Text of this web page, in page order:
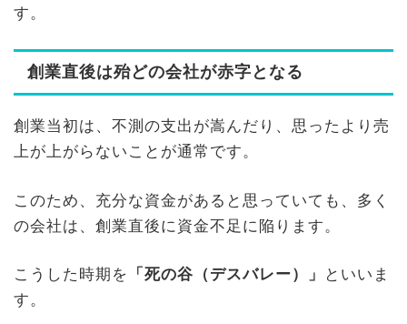
す。
創業直後は殆どの会社が赤字となる
創業当初は、不測の支出が嵩んだり、思ったより売
上が上がらないことが通常です。
このため、充分な資金があると思っていても、多く
の会社は、創業直後に資金不足に陥ります。
こうした時期を 「死の谷（デスバレー）」
といいま
す。